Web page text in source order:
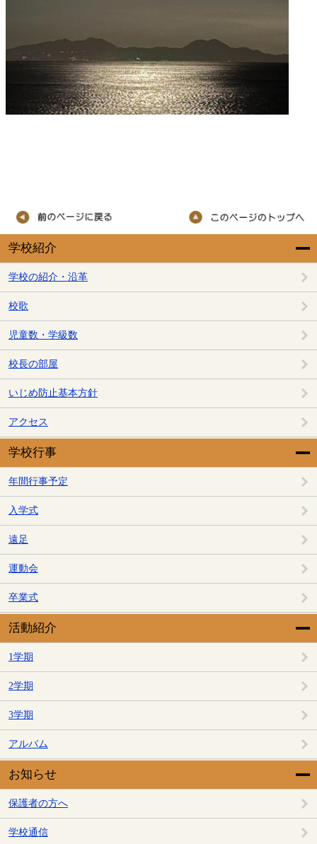
学校紹介
学校の紹介・沿革
校歌
児童数・学級数
校長の部屋
いじめ防止基本方針
アクセス
学校行事
年間行事予定
入学式
遠足
運動会
卒業式
活動紹介
1学期
2学期
3学期
アルバム
お知らせ
保護者の方へ
学校通信